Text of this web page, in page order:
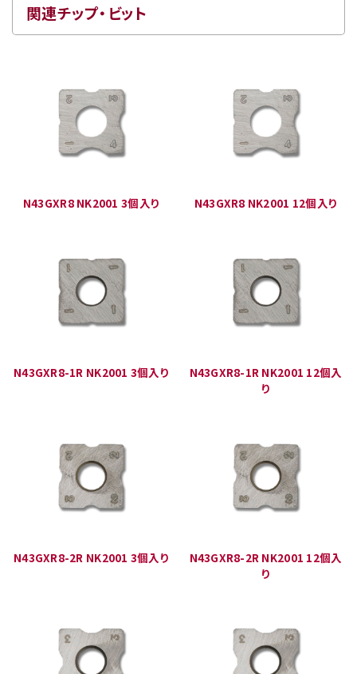
関連チップ・ビット
N43GXR8 NK2001 3個入り N43GXR8 NK2001 12個入り
N43GXR8-1R NK2001 3個入り
N43GXR8-1R NK2001 12個入
り
N43GXR8-2R NK2001 3個入り
N43GXR8-2R NK2001 12個入
り